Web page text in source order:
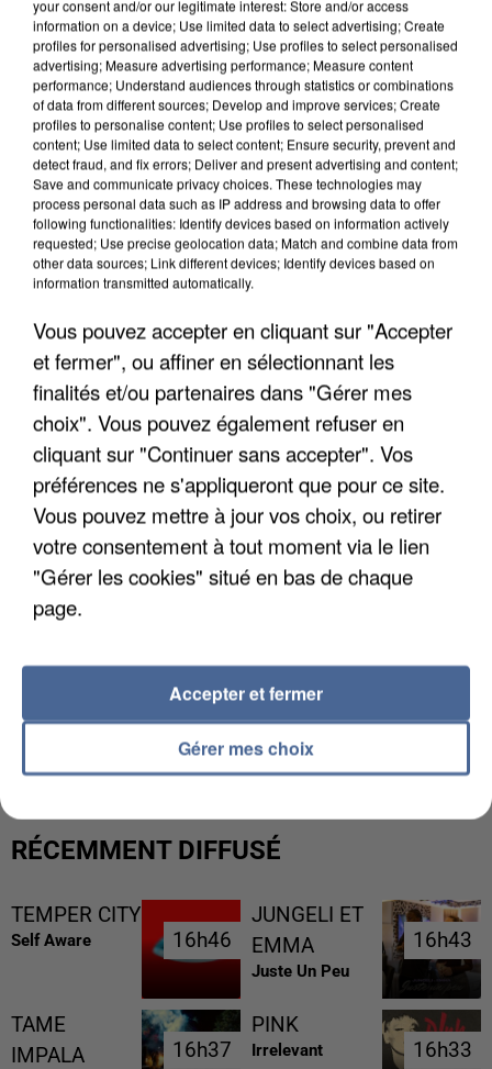
UN SECOND CADRE DE LA DZ MAFIA
UNE TOURISTE DE L’OISE EMPORTÉE PAR UNE
COULÉE DE BOUE EN HAUTE-SAVOIE
RÉCEMMENT DIFFUSÉ
TEMPER CITY
Self Aware 16h46
16h46
JUNGELI ET
EMMA
Juste Un Peu
16h43
16h43
TAME
IMPALA
16h37
16h37
PINK
Irrelevant 16h33
16h33
your consent and/or our legitimate interest: Store and/or access
information on a device; Use limited data to select advertising; Create
profiles for personalised advertising; Use profiles to select personalised
advertising; Measure advertising performance; Measure content
performance; Understand audiences through statistics or combinations
of data from different sources; Develop and improve services; Create
profiles to personalise content; Use profiles to select personalised
content; Use limited data to select content; Ensure security, prevent and
detect fraud, and fix errors; Deliver and present advertising and content;
Save and communicate privacy choices. These technologies may
process personal data such as IP address and browsing data to offer
following functionalities: Identify devices based on information actively
requested; Use precise geolocation data; Match and combine data from
other data sources; Link different devices; Identify devices based on
information transmitted automatically.
Vous pouvez accepter en cliquant sur "Accepter
et fermer", ou affiner en sélectionnant les
finalités et/ou partenaires dans "Gérer mes
choix". Vous pouvez également refuser en
cliquant sur "Continuer sans accepter". Vos
préférences ne s'appliqueront que pour ce site.
Vous pouvez mettre à jour vos choix, ou retirer
votre consentement à tout moment via le lien
"Gérer les cookies" situé en bas de chaque
page.
Gérer mes choix
Accepter et fermer